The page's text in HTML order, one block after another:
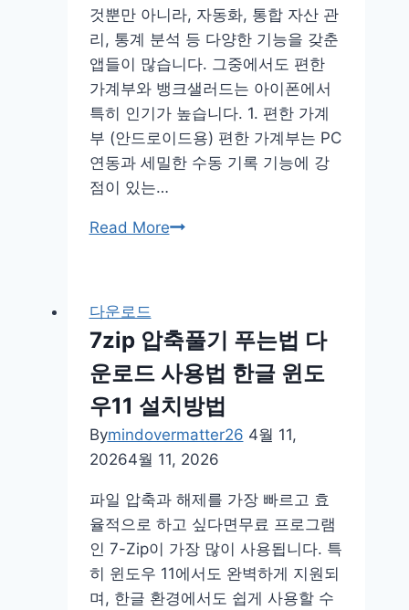
버
전
것뿐만 아니라, 자동화, 통합 자산 관
리, 통계 분석 등 다양한 기능을 갖춘
앱들이 많습니다. 그중에서도 편한
가계부와 뱅크샐러드는 아이폰에서
특히 인기가 높습니다. 1. 편한 가계
부 (안드로이드용) 편한 가계부는 PC
연동과 세밀한 수동 기록 기능에 강
점이 있는…
Read More아
편
한
가
계
부
어
플
추
천
다
운
다운로드
7zip 압축풀기 푸는법 다
운로드 사용법 한글 윈도
우11 설치방법
Bymindovermatter26 4월 11,
20264월 11, 2026
파일 압축과 해제를 가장 빠르고 효
율적으로 하고 싶다면무료 프로그램
인 7-Zip이 가장 많이 사용됩니다. 특
히 윈도우 11에서도 완벽하게 지원되
며, 한글 환경에서도 쉽게 사용할 수